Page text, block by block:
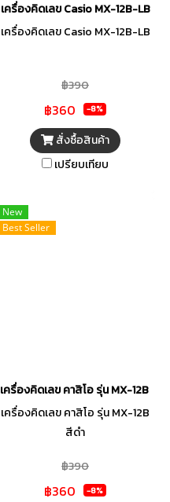
เครื่องคิดเลข Casio MX-12B-LB
เครื่องคิดเลข Casio MX-12B-LB
฿390
฿360 -8%
สั่งซื้อสินค้า
เปรียบเทียบ
New
Best Seller
เครื่องคิดเลข คาสิโอ รุ่น MX-12B สีดำ
เครื่องคิดเลข คาสิโอ รุ่น MX-12B
สีดำ
฿390
฿360 -8%